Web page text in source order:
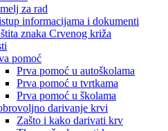
za rad
informacijama i dokumenti
znaka Crvenog križa
pomoć
Prva pomoć u autoškolama
Prva pomoć u tvrtkama
Prva pomoć u školama
darivanje krvi
Zašto i kako darivati krv